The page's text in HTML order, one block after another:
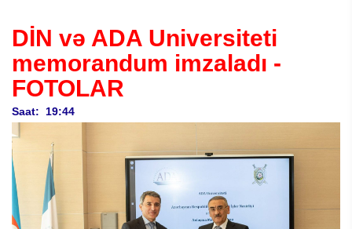
DİN və ADA Universiteti
memorandum imzaladı -
FOTOLAR
Saat: 19:44